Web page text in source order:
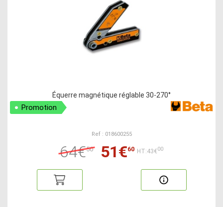
Équerre magnétique réglable 30-270°
Promotion
Ref : 018600255
64€50 51€60 HT:43€00